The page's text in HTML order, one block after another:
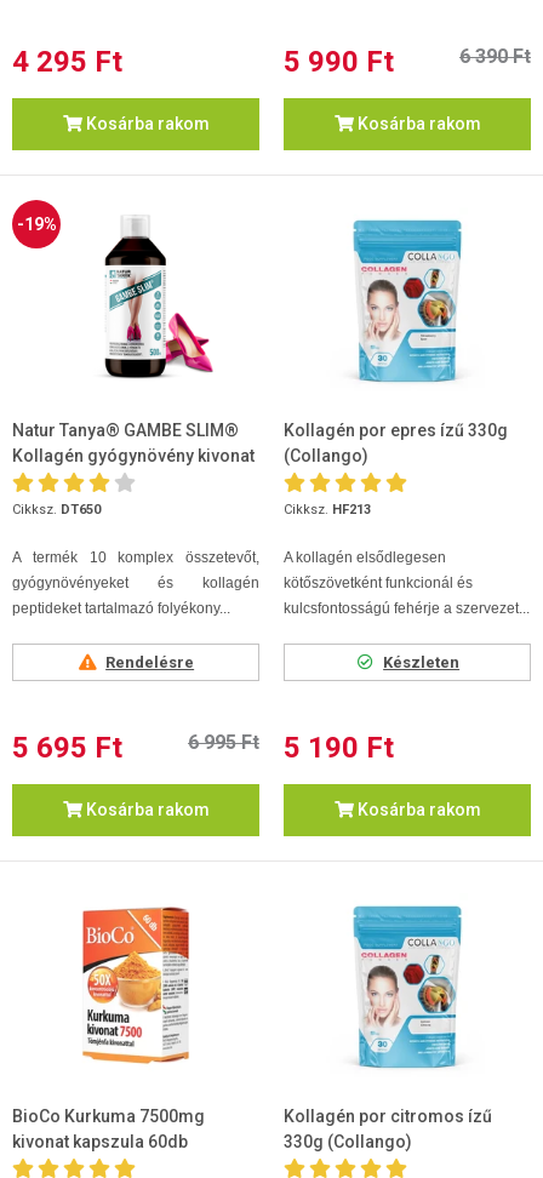
4 295 Ft
Kosárba rakom
5 990 Ft 6 390 Ft
Kosárba rakom
-19%
Natur Tanya® GAMBE SLIM®
Kollagén gyógynövény kivonat
500ml
Cikksz. DT650
A termék 10 komplex összetevőt,
gyógynövényeket és kollagén
peptideket tartalmazó folyékony...
Rendelésre
5 695 Ft 6 995 Ft
Kosárba rakom
Kollagén por epres ízű 330g
(Collango)
Cikksz. HF213
A kollagén elsődlegesen
kötőszövetként funkcionál és
kulcsfontosságú fehérje a szervezet...
Készleten
5 190 Ft
Kosárba rakom
BioCo Kurkuma 7500mg
kivonat kapszula 60db
Kollagén por citromos ízű
330g (Collangoִ)